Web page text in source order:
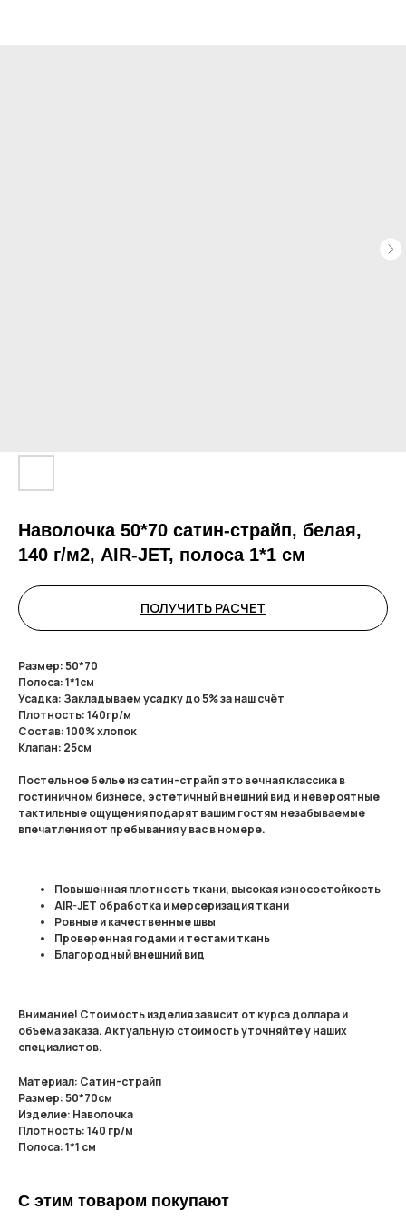
Наволочка 50*70 сатин-страйп, белая,
140 г/м2, AIR-JET, полоса 1*1 см
ПОЛУЧИТЬ РАСЧЕТ
Размер: 50*70
Полоса: 1*1см
Усадка: Закладываем усадку до 5% за наш счёт
Плотность: 140гр/м
Состав: 100% хлопок
Клапан: 25см
Постельное белье из сатин-страйп это вечная классика в
гостиничном бизнесе, эстетичный внешний вид и невероятные
тактильные ощущения подарят вашим гостям незабываемые
впечатления от пребывания у вас в номере.
Повышенная плотность ткани, высокая износостойкость
AIR-JET обработка и мерсеризация ткани
Ровные и качественные швы
Проверенная годами и тестами ткань
Благородный внешний вид
Внимание! Стоимость изделия зависит от курса доллара и
объема заказа. Актуальную стоимость уточняйте у наших
специалистов.
Материал: Сатин-страйп
Размер: 50*70см
Изделие: Наволочка
Плотность: 140 гр/м
Полоса: 1*1 см
С этим товаром покупают